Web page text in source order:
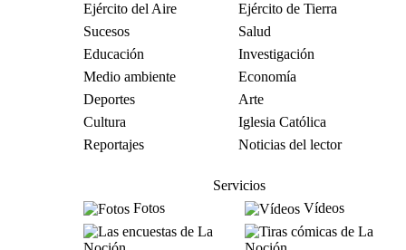
Ejército del Aire
Ejército de Tierra
Sucesos
Salud
Educación
Investigación
Medio ambiente
Economía
Deportes
Arte
Cultura
Iglesia Católica
Reportajes
Noticias del lector
Servicios
Fotos
Vídeos